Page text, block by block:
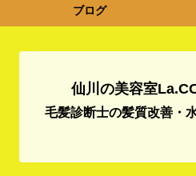
ブログ
仙川の美容室
毛髪診断士の髪質改善・